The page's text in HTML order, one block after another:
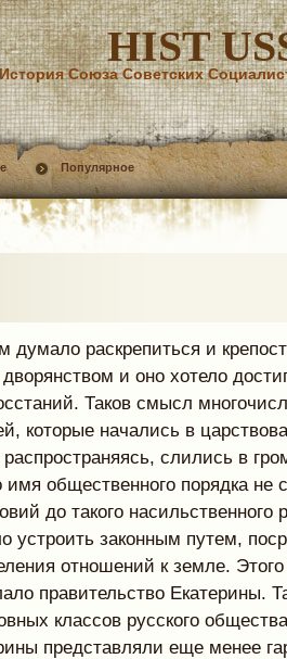
HIST
Союза Советских
Популярное
думало раскрепиться и
и оно хотело
Таков смысл
которые начались в
распространяясь, слились в
имя общественного порядка не
до такого насильственного
устроить законным путем,
отношений к земле.
правительство Екатерины.
классов русского
представляли еще менее